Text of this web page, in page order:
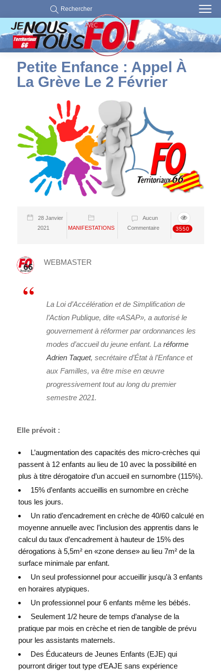
Rechercher
Petite Enfance : Appel À
La Grève Le 2 Février
28 Janvier
2021
MANIFESTATIONS
Aucun
Commentaire
3550
WEBMASTER
La Loi d’Accélération et de Simplification de
l’Action Publique, dite «ASAP», a autorisé le
gouvernement à réformer par ordonnances les
modes d’accueil du jeune enfant. Laréforme
Adrien Taquet, secrétaire d’État à l’Enfance et
aux Familles, va être mise en œuvre
progressivement tout au long du premier
semestre 2021.
Elle prévoit :
L’augmentation des capacités des micro-crèches qui
passent à 12 enfants au lieu de 10 avec la possibilité en
plus à titre dérogatoire d’un accueil en surnombre (115%).
15% d’enfants accueillis en surnombre en crèche
tous les jours.
Un ratio d’encadrement en crèche de 40/60 calculé en
moyenne annuelle avec l’inclusion des apprentis dans le
calcul du taux d’encadrement à hauteur de 15% des
dérogations à 5,5m² en «zone dense» au lieu 7m² de la
surface minimale par enfant.
Un seul professionnel pour accueillir jusqu’à 3 enfants
en horaires atypiques.
Un professionnel pour 6 enfants même les bébés.
Seulement 1/2 heure de temps d’analyse de la
pratique par mois en crèche et rien de tangible de prévu
pour les assistants maternels.
Des Éducateurs de Jeunes Enfants (EJE) qui
pourront diriger tout type d’EAJE sans expérience